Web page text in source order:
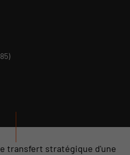
transfert stratégique d'une